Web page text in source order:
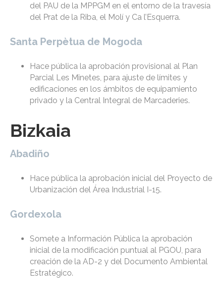
del PAU de la MPPGM en el entorno de la travesía
del Prat de la Riba, el Molí y Ca l’Esquerra.
Santa Perpètua de Mogoda
Hace pública la aprobación provisional al Plan
Parcial Les Minetes, para ajuste de límites y
edificaciones en los ámbitos de equipamiento
privado y la Central Integral de Marcaderies.
Bizkaia
Abadiño
Hace pública la aprobación inicial del Proyecto de
Urbanización del Área Industrial I-15.
Gordexola
Somete a Información Pública la aprobación
inicial de la modificación puntual al PGOU, para
creación de la AD-2 y del Documento Ambiental
Estratégico.